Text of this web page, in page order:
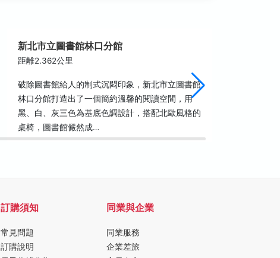
新北市立圖書館林口分館
距離2.362公里
破除圖書館給人的制式沉悶印象，新北市立圖書館
林口分館打造出了一個簡約溫馨的閱讀空間，用
黑、白、灰三色為基底色調設計，搭配北歐風格的
桌椅，圖書館儼然成…
訂購須知
常見問題
訂購說明
同業與企業
同業服務
企業差旅